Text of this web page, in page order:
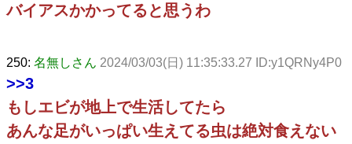
バイアスかかってると思うわ
250: 名無しさん 2024/03/03(日) 11:35:33.27 ID:y1QRNy4P0
>>3
もしエビが地上で生活してたら
あんな足がいっぱい生えてる虫は絶対食えない